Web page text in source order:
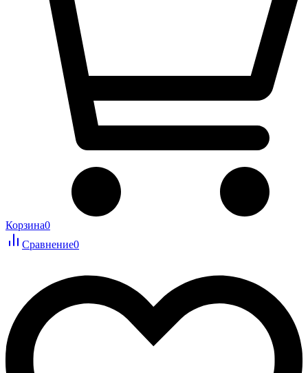
Корзина0
Сравнение0